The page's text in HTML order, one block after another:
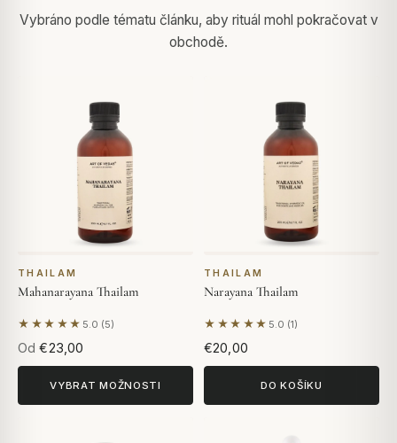
Vybráno podle tématu článku, aby rituál mohl pokračovat v
obchodě.
THAILAM
Mahanarayana Thailam
★★★★★ 5.0 (5)
Na základě 5 hodnocení
Od €23,00
VYBRAT MOŽNOSTI
THAILAM
Narayana Thailam
★★★★★ 5.0 (1)
Na základě 1 hodnocení
€20,00
DO KOŠÍKU